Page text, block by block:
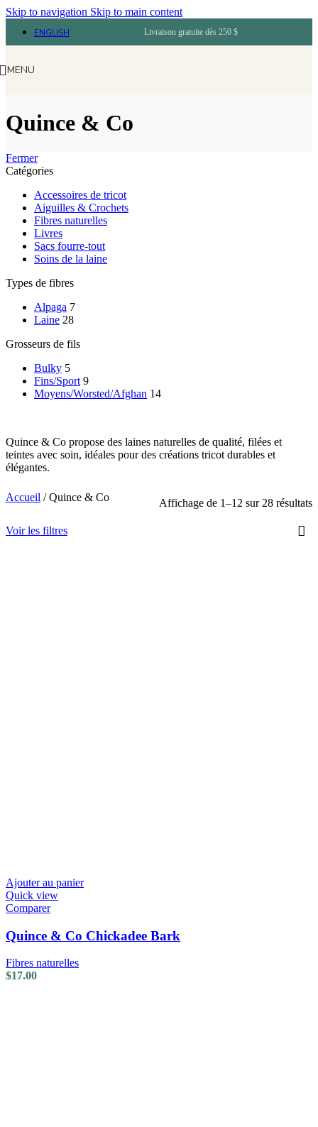
Skip to navigation Skip to main content
ENGLISH Livraison gratuite dès 250 $
MENU
Quince & Co
Fermer
Catégories
Accessoires de tricot
Aiguilles & Crochets
Fibres naturelles
Livres
Sacs fourre-tout
Soins de la laine
Types de fibres
Alpaga 7
Laine 28
Grosseurs de fils
Bulky 5
Fins/Sport 9
Moyens/Worsted/Afghan 14
Quince & Co propose des laines naturelles de qualité, filées et
teintes avec soin, idéales pour des créations tricot durables et
élégantes.
Accueil /Quince & Co Affichage de 1–12 sur 28 résultats
Voir les filtres
Ajouter au panier
Quick view
Comparer
Quince & Co Chickadee Bark
Fibres naturelles
$17.00